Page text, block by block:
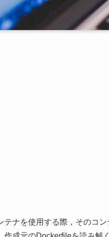
テナを使用する際，そのコ